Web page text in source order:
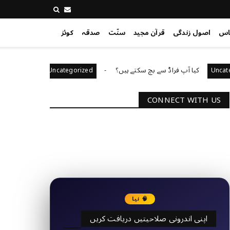
اصول زندگی قرآن مجید سنّت صدقہ کوئز
کیا آپ فراڈ سے بچ سکتے ہیں؟ Uncategorized آپ کا قیادت کا انداز
CONNECT WITH US
🧠 نیا
اپنی اندرونی صلاحیتیں دریافت کریں